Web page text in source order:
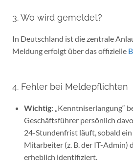
3. Wo wird gemeldet?
In Deutschland ist die zentrale
Meldung erfolgt über das offizielle
4. Fehler bei Meldepflichten
Wichtig: „Kenntniserlangung“
Geschäftsführer persönlich
24-Stundenfrist läuft, sobald
Mitarbeiter (z. B. der IT-Admin)
erheblich identifiziert.